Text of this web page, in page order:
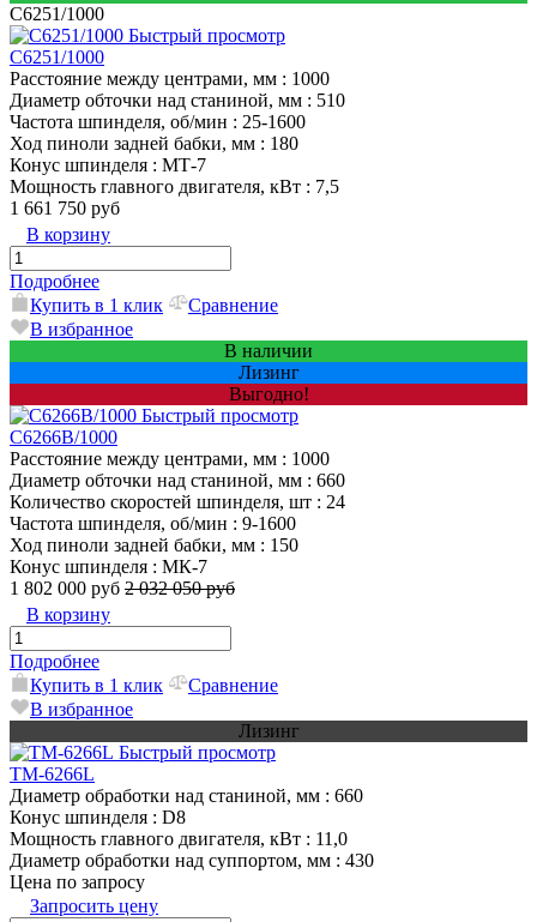
C6251/1000
Быстрый просмотр
C6251/1000
Расстояние между центрами, мм : 1000
Диаметр обточки над станиной, мм : 510
Частота шпинделя, об/мин : 25-1600
Ход пиноли задней бабки, мм : 180
Конус шпинделя : MТ-7
Мощность главного двигателя, кВт : 7,5
1 661 750 руб
В корзину
Подробнее
Купить в 1 клик
Сравнение
В избранное
В наличии
Лизинг
Выгодно!
Быстрый просмотр
C6266B/1000
Расстояние между центрами, мм : 1000
Диаметр обточки над станиной, мм : 660
Количество скоростей шпинделя, шт : 24
Частота шпинделя, об/мин : 9-1600
Ход пиноли задней бабки, мм : 150
Конус шпинделя : МК-7
1 802 000 руб 2 032 050 руб
В корзину
Подробнее
Купить в 1 клик
Сравнение
В избранное
Лизинг
Быстрый просмотр
TM-6266L
Диаметр обработки над станиной, мм : 660
Конус шпинделя : D8
Мощность главного двигателя, кВт : 11,0
Диаметр обработки над суппортом, мм : 430
Цена по запросу
Запросить цену